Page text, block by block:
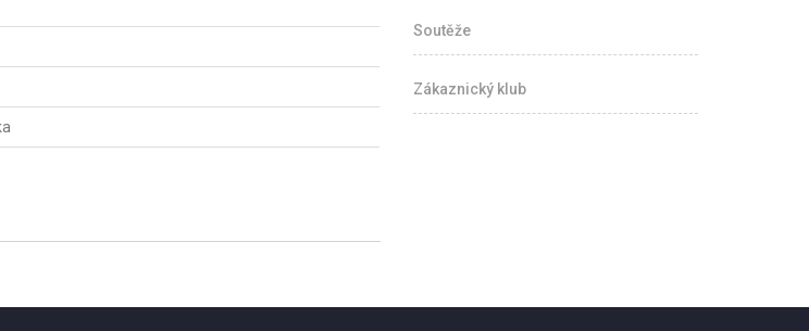
Soutěže
Zákaznický klub